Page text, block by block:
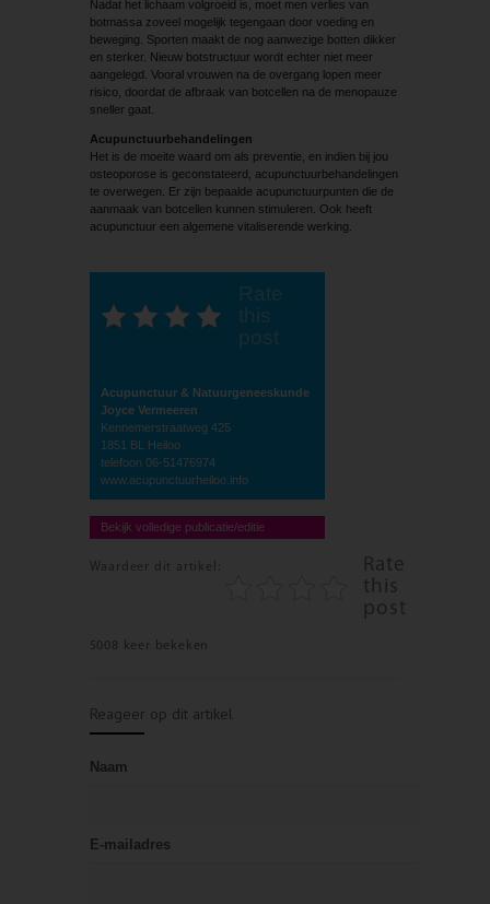
Nadat het lichaam volgroeid is, moet men verlies van
botmassa zoveel mogelijk tegengaan door voeding en
beweging. Sporten maakt de nog aanwezige botten dikker
en sterker. Nieuw botstructuur wordt echter niet meer
aangelegd. Vooral vrouwen na de overgang lopen meer
risico, doordat de afbraak van botcellen na de menopauze
sneller gaat.
Acupunctuurbehandelingen
Het is de moeite waard om als preventie, en indien bij jou
osteoporose is geconstateerd, acupunctuurbehandelingen
te overwegen. Er zijn bepaalde acupunctuurpunten die de
aanmaak van botcellen kunnen stimuleren. Ook heeft
acupunctuur een algemene vitaliserende werking.
Rate
this
post
Acupunctuur & Natuurgeneeskunde
Joyce Vermeeren
Kennemerstraatweg 425
1851 BL Heiloo
telefoon 06-51476974
www.acupunctuurheiloo.info
Bekijk volledige publicatie/editie
Waardeer dit artikel:
Rate
this
post
5008 keer bekeken
Reageer op dit artikel
Naam
E-mailadres